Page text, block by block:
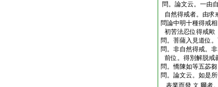
問。論文云。一由
自然得戒者。由求
問論中明十種得戒
初苦法忍位得戒歟
問。菩薩入見道位
問。非自然得戒。
前位。得別解脱戒
問。憍陳如等五苾
問。論文云。如是
表業而發 文 爾者